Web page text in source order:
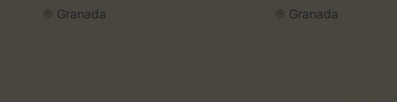
Granada Granada